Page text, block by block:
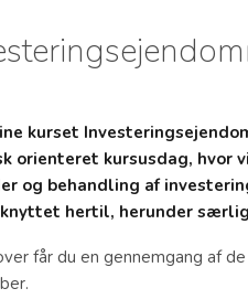
kurset
orienteret kursusdag, hvor
og behandling af
hertil, herunder
får du en gennemgang af